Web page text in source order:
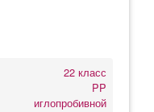
22 класс
PP
иглопробивной